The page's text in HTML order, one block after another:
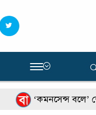
‍
‘কমনসেন্স বলে’ শেখ